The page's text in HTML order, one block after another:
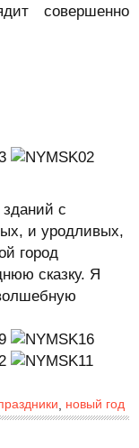
совершенно
с
и уродливых,
город
сказку. Я
новый год